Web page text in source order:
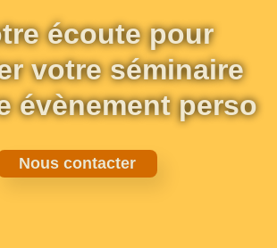
écoute pour
votre séminaire
évènement perso
Nous contacter